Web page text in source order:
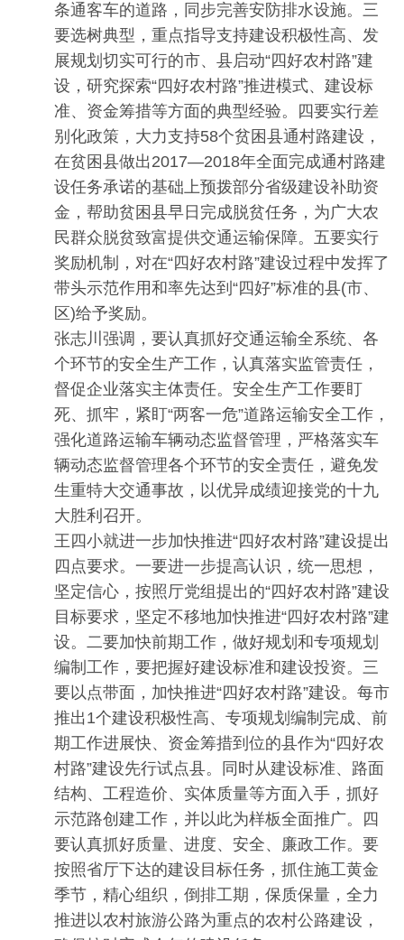
条通客车的道路，同步完善安防排水设施。三
要选树典型，重点指导支持建设积极性高、发
展规划切实可行的市、县启动“四好农村路”建
设，研究探索“四好农村路”推进模式、建设标
准、资金筹措等方面的典型经验。四要实行差
别化政策，大力支持58个贫困县通村路建设，
在贫困县做出2017—2018年全面完成通村路建
设任务承诺的基础上预拨部分省级建设补助资
金，帮助贫困县早日完成脱贫任务，为广大农
民群众脱贫致富提供交通运输保障。五要实行
奖励机制，对在“四好农村路”建设过程中发挥了
带头示范作用和率先达到“四好”标准的县(市、
区)给予奖励。
张志川强调，要认真抓好交通运输全系统、各
个环节的安全生产工作，认真落实监管责任，
督促企业落实主体责任。安全生产工作要盯
死、抓牢，紧盯“两客一危”道路运输安全工作，
强化道路运输车辆动态监督管理，严格落实车
辆动态监督管理各个环节的安全责任，避免发
生重特大交通事故，以优异成绩迎接党的十九
大胜利召开。
王四小就进一步加快推进“四好农村路”建设提出
四点要求。一要进一步提高认识，统一思想，
坚定信心，按照厅党组提出的“四好农村路”建设
目标要求，坚定不移地加快推进“四好农村路”建
设。二要加快前期工作，做好规划和专项规划
编制工作，要把握好建设标准和建设投资。三
要以点带面，加快推进“四好农村路”建设。每市
推出1个建设积极性高、专项规划编制完成、前
期工作进展快、资金筹措到位的县作为“四好农
村路”建设先行试点县。同时从建设标准、路面
结构、工程造价、实体质量等方面入手，抓好
示范路创建工作，并以此为样板全面推广。四
要认真抓好质量、进度、安全、廉政工作。要
按照省厅下达的建设目标任务，抓住施工黄金
季节，精心组织，倒排工期，保质保量，全力
推进以农村旅游公路为重点的农村公路建设，